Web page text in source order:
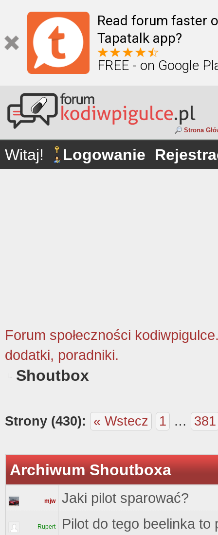
Read forum faster
Tapatalk app?
FREE - on Google
Strona
Witaj! Logowanie
Forum społeczności
dodatki, poradniki.
Shoutbox
Strony (430): « Wstecz 1 … 381
Archiwum Shoutboxa
mjw Jaki pilot sparować?
Rupert
Pilot do tego beelinka to